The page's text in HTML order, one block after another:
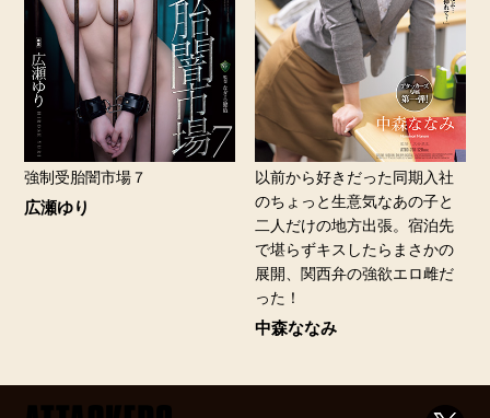
強制受胎闇市場７
広瀬ゆり
以前から好きだった同期入社
のちょっと生意気なあの子と
二人だけの地方出張。宿泊先
で堪らずキスしたらまさかの
展開、関西弁の強欲エロ雌だ
った！
中森ななみ